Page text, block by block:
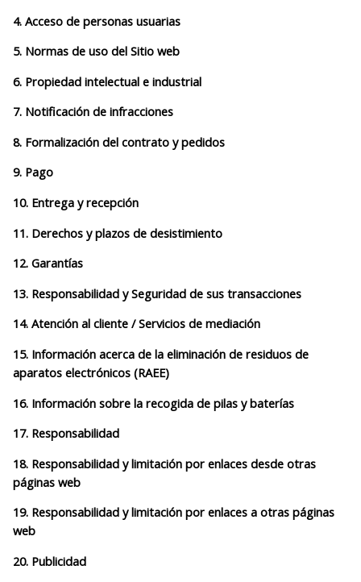
4. Acceso de personas usuarias
5. Normas de uso del Sitio web
6. Propiedad intelectual e industrial
7. Notificación de infracciones
8. Formalización del contrato y pedidos
9. Pago
10. Entrega y recepción
11. Derechos y plazos de desistimiento
12. Garantías
13. Responsabilidad y Seguridad de sus transacciones
14. Atención al cliente / Servicios de mediación
15. Información acerca de la eliminación de residuos de
aparatos electrónicos (RAEE)
16. Información sobre la recogida de pilas y baterías
17. Responsabilidad
18. Responsabilidad y limitación por enlaces desde otras
páginas web
19. Responsabilidad y limitación por enlaces a otras páginas
web
20. Publicidad